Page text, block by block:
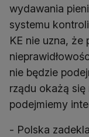
wydawania
systemu
KE nie uzna, że
nie będzie
rządu okażą
podejmiemy
- Polska